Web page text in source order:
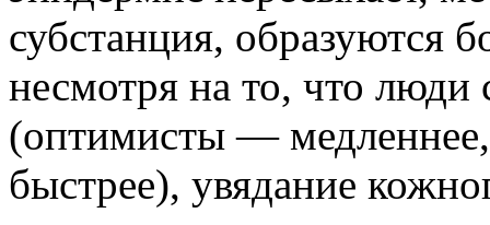
субстанция, образуются
несмотря на то, что люди
(оптимисты —
быстрее), увядание